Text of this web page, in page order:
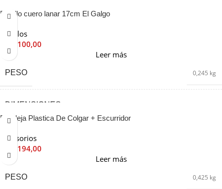
MEDIDA
Rodillo cuero lanar 17cm El Galgo
Rodillos
12.100,00
Leer más
PESO 0,245 kg
DIMENSIONES
MEDIDA
Bandeja Plastica De Colgar + Escurridor
Accesorios
13.194,00
Leer más
PESO 0,425 kg